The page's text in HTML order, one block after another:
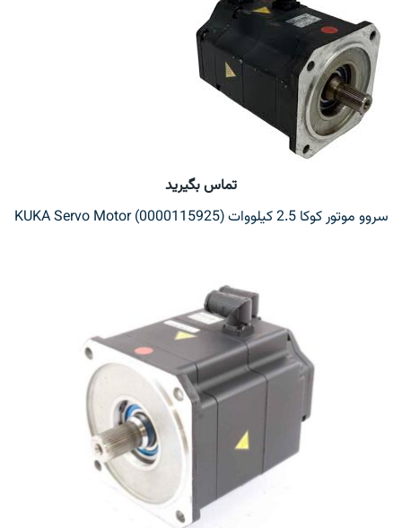
تماس بگیرید
سروو موتور کوکا 2.5 کیلووات KUKA Servo Motor (0000115925)